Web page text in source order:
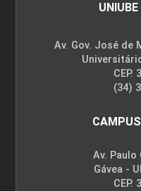
ESTRUTURAS
Av. Gov. José de
CEP.
(34)
Av. Paulo
Gávea -
CEP.